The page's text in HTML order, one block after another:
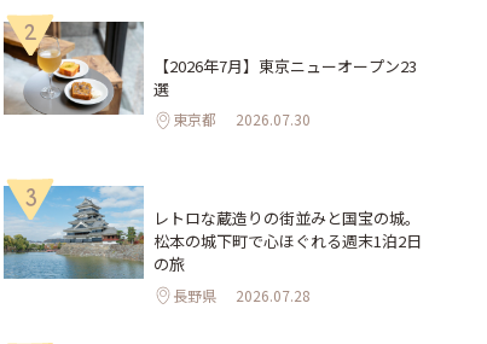
2
【2026年7月】東京ニューオープン23
選
東京都 2026.07.30
3
レトロな蔵造りの街並みと国宝の城。
松本の城下町で心ほぐれる週末1泊2日
の旅
長野県 2026.07.28